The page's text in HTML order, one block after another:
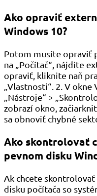
Ako opraviť
Windows 10?
Potom musíte opraviť
na „Počítač“, nájdite
opraviť, kliknite naň
„Vlastnosti“. 2. V
„Nástroje“ >
zobrazí okno,
sa obnoviť chybné
Ako skontrolovať
pevnom disku
Ak chcete
disku počítača so